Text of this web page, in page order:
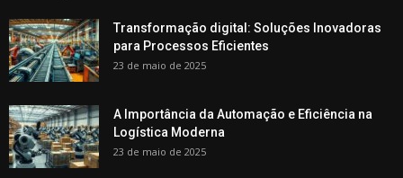
Transformação digital: Soluções Inovadoras
para Processos Eficientes
23 de maio de 2025
A Importância da Automação e Eficiência na
Logística Moderna
23 de maio de 2025